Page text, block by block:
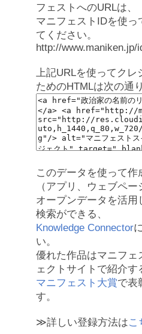
フェストへのURLは、
マニフェストIDを使っ
てください。
http://www.maniken.jp/
上記URLを使ってクレ
ためのHTMLは次の通
このデータを使って作
（アプリ、ウェブペー
オープンデータを活用
検索ができる、
Knowledge Connector
い。
優れた作品はマニフェ
ェクトサイトで紹介す
マニフェスト大賞で表
す。
≫詳しい登録方法はこ